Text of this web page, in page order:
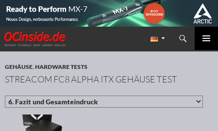
Redaktion ocinside.de PC Hardware Portal
Suchen
ZUM INHALT SPRINGEN
GEHÄUSE,HARDWARE TESTS
STREACOM FC8 ALPHA ITX GEHÄUSE TEST